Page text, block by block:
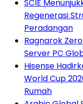
SCIE
Regenerasi
Peradangan
Ragnarok
Server PC
Hisense
World Cup
Rumah